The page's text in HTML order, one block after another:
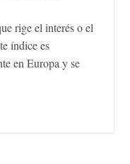
rige el interés o el
índice es
en Europa y se